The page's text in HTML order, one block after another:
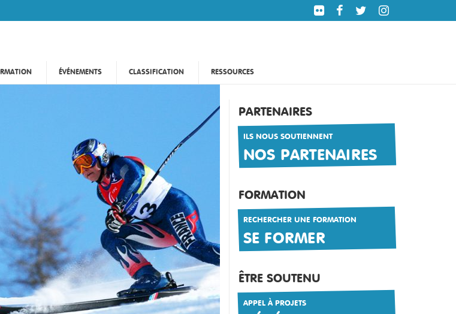
ÉVÉNEMENTS CLASSIFICATION RESSOURCES
PARTENAIRES
ILS NOUS SOUTIENNENT
NOS PARTENAIRES
FORMATION
RECHERCHER UNE FORMATION
SE FORMER
ÊTRE SOUTENU
APPEL À PROJETS